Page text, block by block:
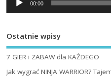
00:00
Ostatnie wpisy
7 GIER i ZABAW dla KAŻDEGO
Jak wygrać NINJA WARRIOR?